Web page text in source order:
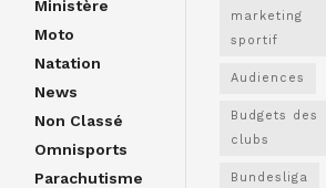
Ministère
Moto
Natation
News
Non Classé
Omnisports
Parachutisme
marketing
sportif
Audiences
Budgets des
clubs
Bundesliga